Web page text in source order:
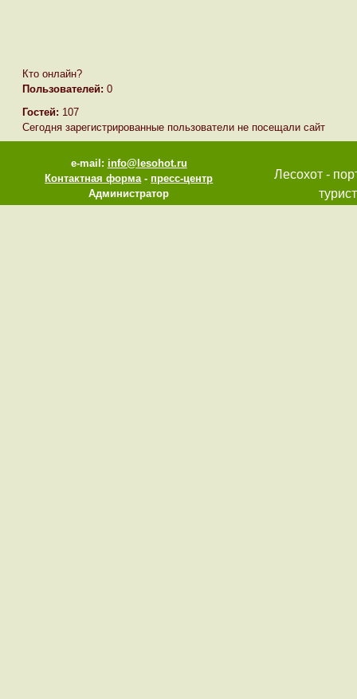
Кто онлайн?
Пользователей: 0
Гостей: 107
Сегодня зарегистрированные пользователи не посещали сайт
e-mail: info@lesohot.ru
Контактная форма-пресс-центр
Администратор
Лесохот -